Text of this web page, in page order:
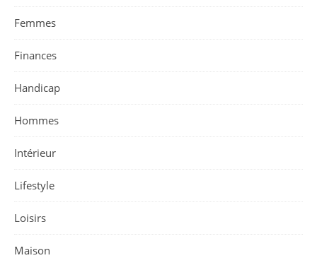
Femmes
Finances
Handicap
Hommes
Intérieur
Lifestyle
Loisirs
Maison